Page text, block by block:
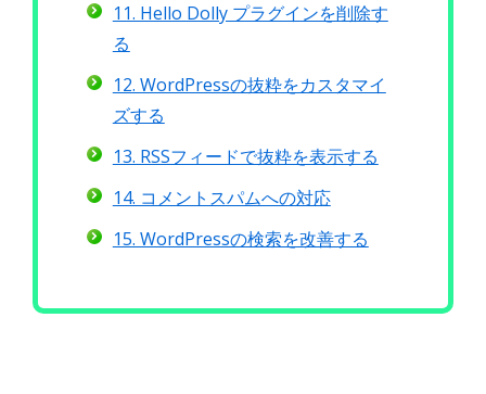
11. Hello Dolly プラグインを削除す
る
12. WordPressの抜粋をカスタマイ
ズする
13. RSSフィードで抜粋を表示する
14. コメントスパムへの対応
15. WordPressの検索を改善する